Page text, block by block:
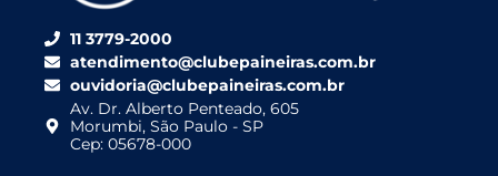
11 3779-2000
atendimento@clubepaineiras.com.br
ouvidoria@clubepaineiras.com.br
Av. Dr. Alberto Penteado, 605
Morumbi, São Paulo - SP
Cep: 05678-000